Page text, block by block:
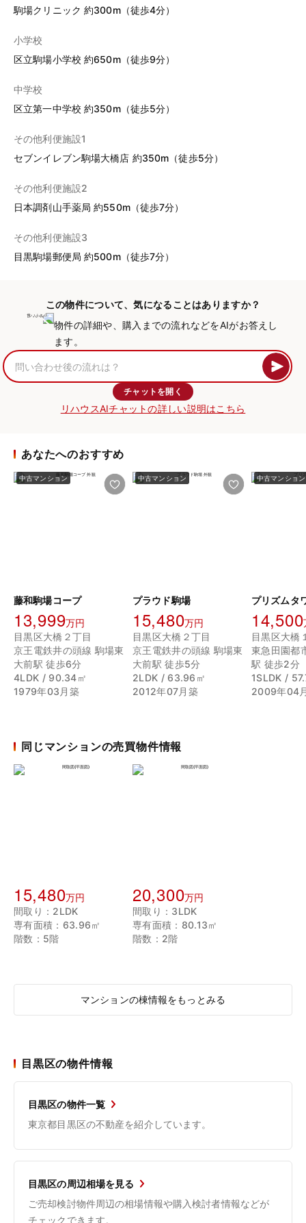
駒場クリニック 約300m（徒歩4分）
小学校
区立駒場小学校 約650m（徒歩9分）
中学校
区立第一中学校 約350m（徒歩5分）
その他利便施設1
セブンイレブン駒場大橋店 約350m（徒歩5分）
その他利便施設2
日本調剤山手薬局 約550m（徒歩7分）
その他利便施設3
目黒駒場郵便局 約500m（徒歩7分）
この物件について、気になることはありますか？
物件の詳細や、購入までの流れなどをAIがお答えし
ます。
チャットを開く
リハウスAIチャットの詳しい説明はこちら
あなたへのおすすめ
中古マンション
藤和駒場コープ
13,999万円
目黒区大橋２丁目
京王電鉄井の頭線 駒場東
大前駅 徒歩6分
4LDK / 90.34㎡
1979年03月築
中古マンション
プラウド駒場
15,480万円
目黒区大橋２丁目
京王電鉄井の頭線 駒場東
大前駅 徒歩5分
2LDK / 63.96㎡
2012年07月築
中古マンション
プリズムタ
14,500
目黒区大橋
東急田園都
駅 徒歩2分
1SLDK /
2009年04
同じマンションの売買物件情報
15,480万円
間取り：2LDK
専有面積：63.96㎡
階数：5階
20,300万円
間取り：3LDK
専有面積：80.13㎡
階数：2階
マンションの棟情報をもっとみる
目黒区の物件情報
目黒区の物件一覧
東京都目黒区の不動産を紹介しています。
目黒区の周辺相場を見る
ご売却検討物件周辺の相場情報や購入検討者情報などが
チェックできます。